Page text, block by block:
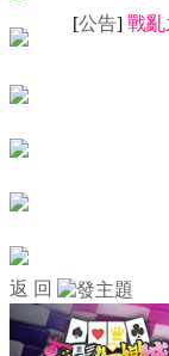
[公告] 戰亂
返 回